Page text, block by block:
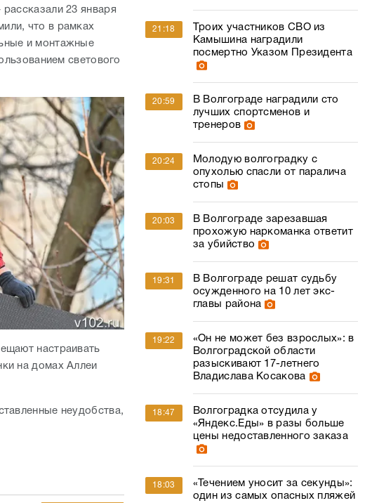
23 января
что в рамках
и монтажные
светового
настраивать
на домах Аллеи
неудобства,
21:18
Троих участников СВО из
Камышина наградили
посмертно Указом Президента
20:59
В Волгограде наградили сто
лучших спортсменов и
тренеров
20:24
Молодую волгоградку с
опухолью спасли от паралича
стопы
20:03
В Волгограде зарезавшая
прохожую наркоманка ответит
за убийство
19:31
В Волгограде решат судьбу
осужденного на 10 лет экс-
главы района
19:22
«Он не может без взрослых»: в
Волгоградской области
разыскивают 17-летнего
Владислава Косакова
18:47
Волгоградка отсудила у
«Яндекс.Еды» в разы больше
цены недоставленного заказа
18:03
«Течением уносит за секунды»:
один из самых опасных пляжей